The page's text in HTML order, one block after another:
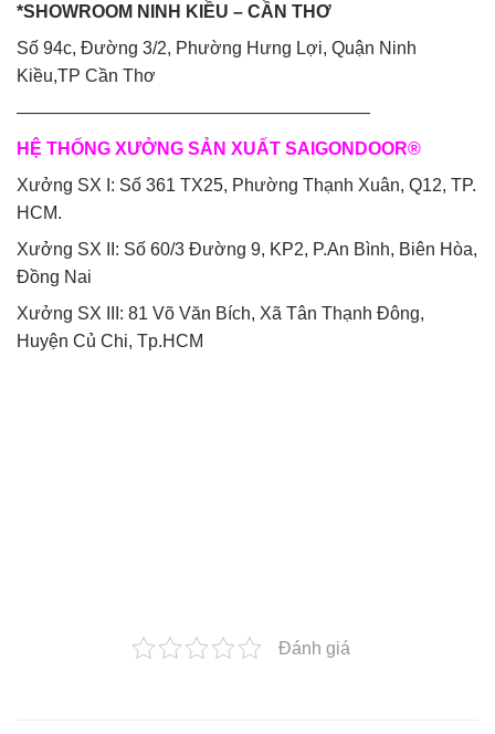
*SHOWROOM NINH KIỀU – CẦN THƠ
Số 94c, Đường 3/2, Phường Hưng Lợi, Quận Ninh
Kiều,TP Cần Thơ
————————————————————
HỆ THỐNG XƯỞNG SẢN XUẤT SAIGONDOOR®
Xưởng SX I: Số 361 TX25, Phường Thạnh Xuân, Q12, TP.
HCM.
Xưởng SX II: Số 60/3 Đường 9, KP2, P.An Bình, Biên Hòa,
Đồng Nai
Xưởng SX III: 81 Võ Văn Bích, Xã Tân Thạnh Đông,
Huyện Củ Chi, Tp.HCM
Đánh giá